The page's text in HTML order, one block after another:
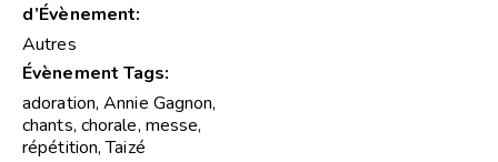
d’Évènement:
Autres
Évènement Tags:
adoration,Annie Gagnon,
chants, chorale, messe,
répétition,Taizé